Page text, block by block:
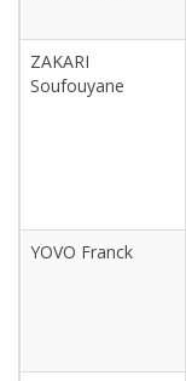
ZAKARI
Soufouyane
YOVO Franck